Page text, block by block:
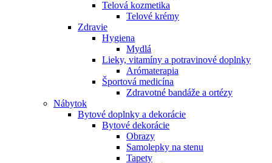
Telová kozmetika
Telové krémy
Zdravie
Hygiena
Mydlá
Lieky, vitamíny a potravinové doplnky
Arómaterapia
Športová medicína
Zdravotné bandáže a ortézy
Nábytok
Bytové doplnky a dekorácie
Bytové dekorácie
Obrazy
Samolepky na stenu
Tapety